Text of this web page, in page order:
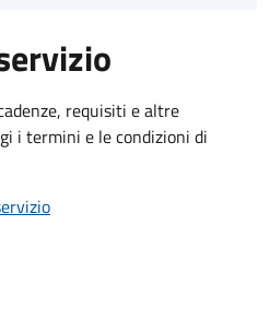
requisiti e altre
i termini e le condizioni di